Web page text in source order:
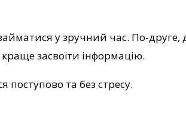
у зручний час. По-друге,
засвоїти інформацію.
та без стресу.